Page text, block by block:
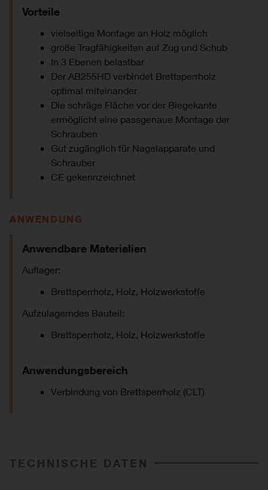
Vorteile
vielseitige Montage an Holz möglich
große Tragfähigkeiten auf Zug und Schub
In 3 Ebenen belastbar
Der AB255HD verbindet Brettsperrholz
optimal miteinander
Die schräge Fläche vor der Biegekante
ermöglicht eine passgenaue Montage der
Schrauben
Gut zugänglich für Nagelapparate und
Schrauber
CE gekennzeichnet
ANWENDUNG
Anwendbare Materialien
Auflager:
Brettsperrholz, Holz, Holzwerkstoffe
Aufzulagerndes Bauteil:
Brettsperrholz, Holz, Holzwerkstoffe
Anwendungsbereich
Verbindung von Brettsperrholz (CLT)
TECHNISCHE DATEN